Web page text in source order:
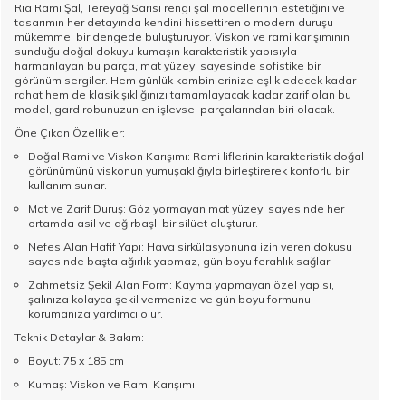
Ria Rami Şal, Tereyağ Sarısı rengi şal modellerinin estetiğini ve
tasarımın her detayında kendini hissettiren o modern duruşu
mükemmel bir dengede buluşturuyor. Viskon ve rami karışımının
sunduğu doğal dokuyu kumaşın karakteristik yapısıyla
harmanlayan bu parça, mat yüzeyi sayesinde sofistike bir
görünüm sergiler. Hem günlük kombinlerinize eşlik edecek kadar
rahat hem de klasik şıklığınızı tamamlayacak kadar zarif olan bu
model, gardırobunuzun en işlevsel parçalarından biri olacak.
Öne Çıkan Özellikler:
Doğal Rami ve Viskon Karışımı: Rami liflerinin karakteristik doğal
görünümünü viskonun yumuşaklığıyla birleştirerek konforlu bir
kullanım sunar.
Mat ve Zarif Duruş: Göz yormayan mat yüzeyi sayesinde her
ortamda asil ve ağırbaşlı bir silüet oluşturur.
Nefes Alan Hafif Yapı: Hava sirkülasyonuna izin veren dokusu
sayesinde başta ağırlık yapmaz, gün boyu ferahlık sağlar.
Zahmetsiz Şekil Alan Form: Kayma yapmayan özel yapısı,
şalınıza kolayca şekil vermenize ve gün boyu formunu
korumanıza yardımcı olur.
Teknik Detaylar & Bakım:
Boyut: 75 x 185 cm
Kumaş: Viskon ve Rami Karışımı